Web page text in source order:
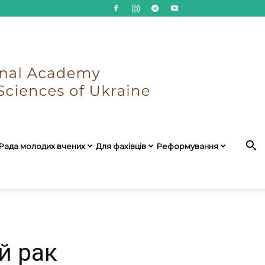
молодих вчених Для фахівців Реформування
рак